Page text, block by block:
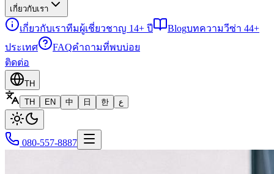
เกี่ยวกับเรา
เกี่ยวกับเราทีมผู้เชี่ยวชาญ 14+ ปี Blogบทความวีซ่า 44+
ประเทศ
FAQคำถามที่พบบ่อย
ติดต่อ
TH
TH
EN 中 日 한 ع
080-557-8887